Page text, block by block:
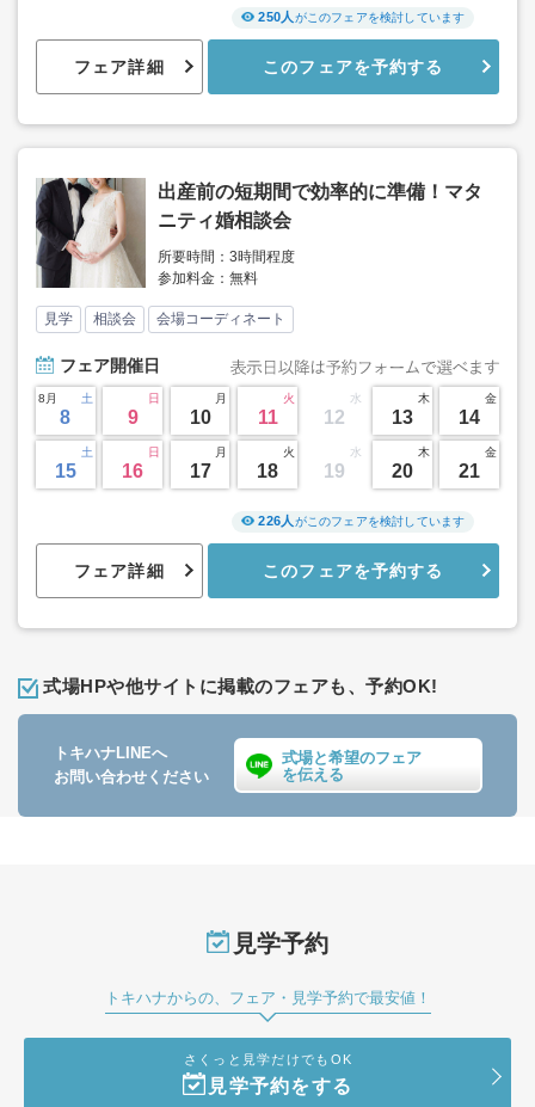
フェア詳細
250人 がこのフェアを検討しています
このフェアを予約する
出産前の短期間で効率的に準備！マタ
ニティ婚相談会
所要時間：3時間程度
参加料金：無料
見学 相談会 会場コーディネート
フェア開催日
8月 土
8
日
9
月
10
火
11
水
12
木
13
金
14
土
15
日
16
月
17
火
18
水
19
木
20
金
21
フェア詳細
226人 がこのフェアを検討しています
このフェアを予約する
式場HPや他サイトに掲載のフェアも、予約OK!
トキハナLINEへ
お問い合わせください
式場と希望のフェア
を伝える
見学予約
トキハナからの、フェア・見学予約で最安値！
さくっと見学だけでもOK
見学予約をする